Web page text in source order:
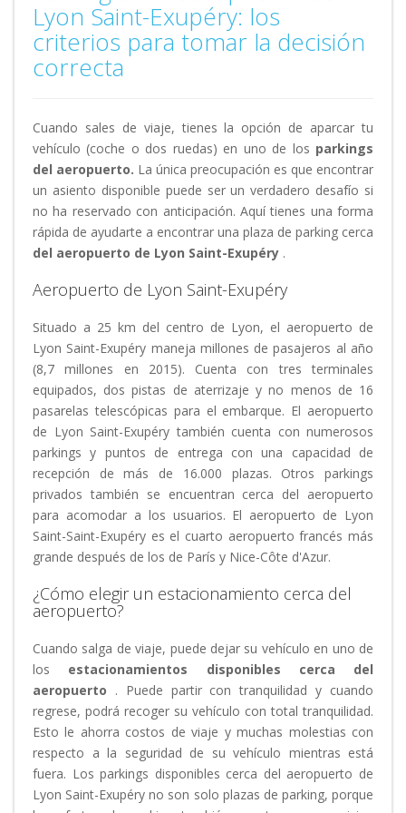
Lyon Saint-Exupéry: los
criterios para tomar la decisión
correcta
Cuando sales de viaje, tienes la opción de aparcar tu
vehículo (coche o dos ruedas) en uno de los parkings
del aeropuerto. La única preocupación es que encontrar
un asiento disponible puede ser un verdadero desafío si
no ha reservado con anticipación. Aquí tienes una forma
rápida de ayudarte a encontrar una plaza de parking cerca
del aeropuerto de Lyon Saint-Exupéry .
Aeropuerto de Lyon Saint-Exupéry
Situado a 25 km del centro de Lyon, el aeropuerto de
Lyon Saint-Exupéry maneja millones de pasajeros al año
(8,7 millones en 2015). Cuenta con tres terminales
equipados, dos pistas de aterrizaje y no menos de 16
pasarelas telescópicas para el embarque. El aeropuerto
de Lyon Saint-Exupéry también cuenta con numerosos
parkings y puntos de entrega con una capacidad de
recepción de más de 16.000 plazas. Otros parkings
privados también se encuentran cerca del aeropuerto
para acomodar a los usuarios. El aeropuerto de Lyon
Saint-Saint-Exupéry es el cuarto aeropuerto francés más
grande después de los de París y Nice-Côte d'Azur.
¿Cómo elegir un estacionamiento cerca del
aeropuerto?
Cuando salga de viaje, puede dejar su vehículo en uno de
los estacionamientos disponibles cerca del
aeropuerto . Puede partir con tranquilidad y cuando
regrese, podrá recoger su vehículo con total tranquilidad.
Esto le ahorra costos de viaje y muchas molestias con
respecto a la seguridad de su vehículo mientras está
fuera. Los parkings disponibles cerca del aeropuerto de
Lyon Saint-Exupéry no son solo plazas de parking, porque